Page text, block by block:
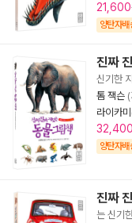
21,600
양탄자배
진짜
신기한
톰 잭슨
라이카
32,400
양탄자배
진짜
는 신기